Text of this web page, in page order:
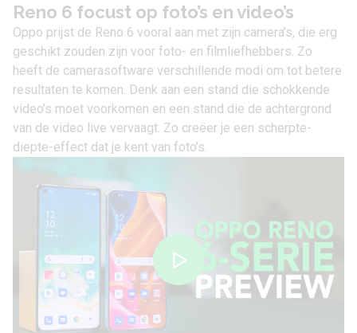
Reno 6 focust op foto’s en video’s
Oppo prijst de Reno 6 vooral aan met zijn camera’s, die erg
geschikt zouden zijn voor foto- en filmliefhebbers. Zo
heeft de camerasoftware verschillende modi om tot betere
resultaten te komen. Denk aan een stand die schokkende
video’s moet voorkomen en een stand die de achtergrond
van de video live vervaagt. Zo creëer je een scherpte-
diepte-effect dat je kent van foto’s.